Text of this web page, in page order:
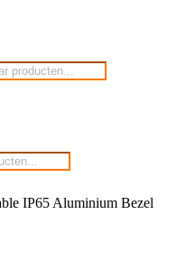
IP65 Aluminium Bezel